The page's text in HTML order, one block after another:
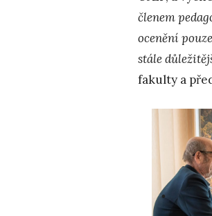
členem
ocenění
stále
fakulty a